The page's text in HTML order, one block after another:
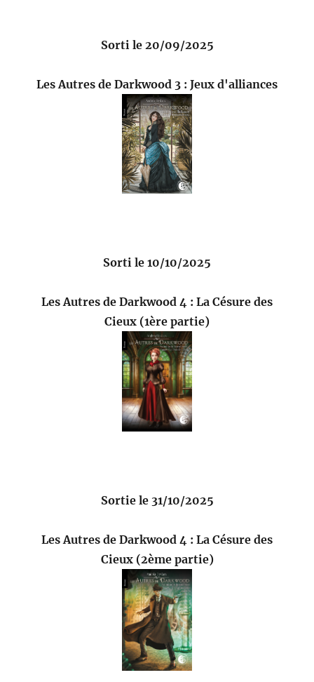
Sorti le 20/09/2025
Les Autres de Darkwood 3 : Jeux d'alliances
Sorti le 10/10/2025
Les Autres de Darkwood 4 : La Césure des
Cieux (1ère partie)
Sortie le 31/10/2025
Les Autres de Darkwood 4 : La Césure des
Cieux (2ème partie)